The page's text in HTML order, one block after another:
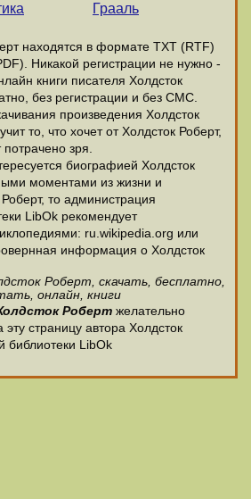
Грааль
находятся в формате ТХТ (RTF)
Никакой регистрации не нужно -
книги писателя Холдсток
без регистрации и без СМС.
произведения Холдсток
то, что хочет от Холдсток Роберт,
зря.
биографией Холдсток
моментами из жизни и
то администрация
LibOk рекомендует
ru.wikipedia.org или
информация о Холдсток
Роберт, скачать, бесплатно,
онлайн, книги
Роберт желательно
эту страницу автора Холдсток
библиотеки LibOk